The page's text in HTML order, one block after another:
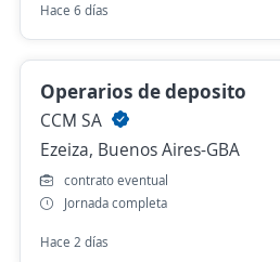
Hace 6 días
Operarios de deposito
CCM SA
Ezeiza, Buenos Aires-GBA
contrato eventual
Jornada completa
Hace 2 días